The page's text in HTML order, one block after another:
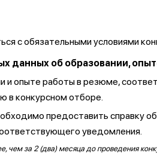
с обязательными условиями
данных об образовании,
и опыте работы в резюме,
в конкурсном отборе.
предоставить справку
уведомления.
за 2 (два) месяца до проведения